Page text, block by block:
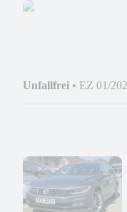
Unfallfrei • EZ 01/